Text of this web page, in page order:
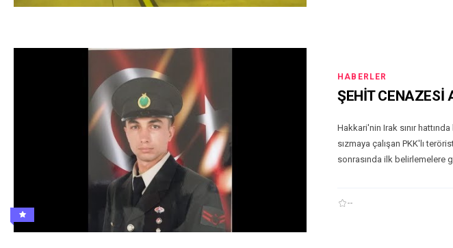
HABERLER
ŞEHİT CENAZESİ
Hakkari'nin Irak sınır
sızmaya çalışan PKK'lı
sonrasında ilk belirlemelere
--